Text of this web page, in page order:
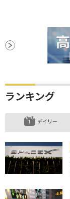
ランキング
デイリー